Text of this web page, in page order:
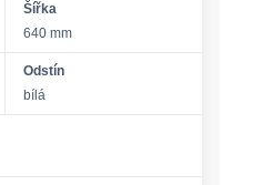
Šířka
640 mm
Odstín
bílá